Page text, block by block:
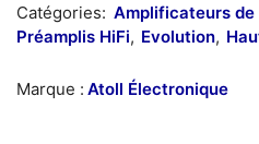
Catégories: Amplificateurs de
Préamplis HiFi, Evolution,
Marque : Atoll Électronique